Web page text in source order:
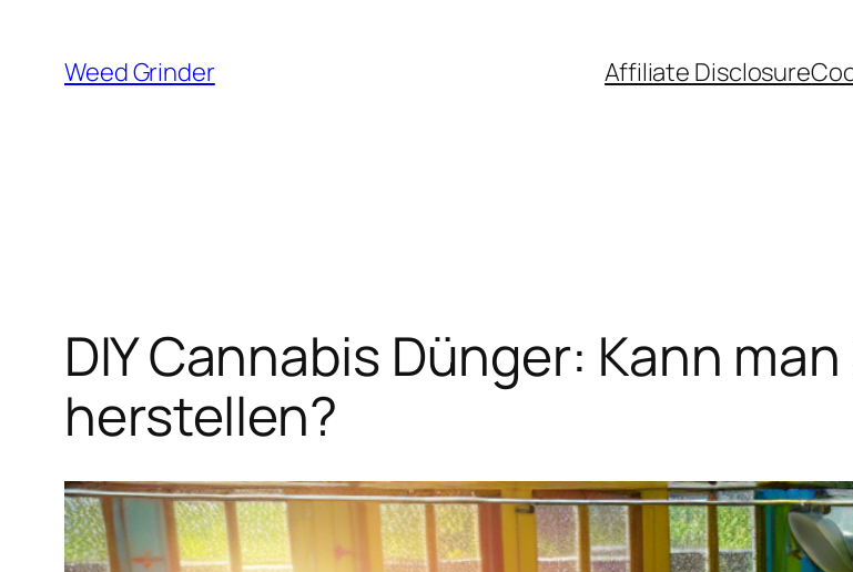
Inhalt
springen
Weed Grinder Affiliate Disclosure
DIY Cannabis Dünger: Kann
herstellen?